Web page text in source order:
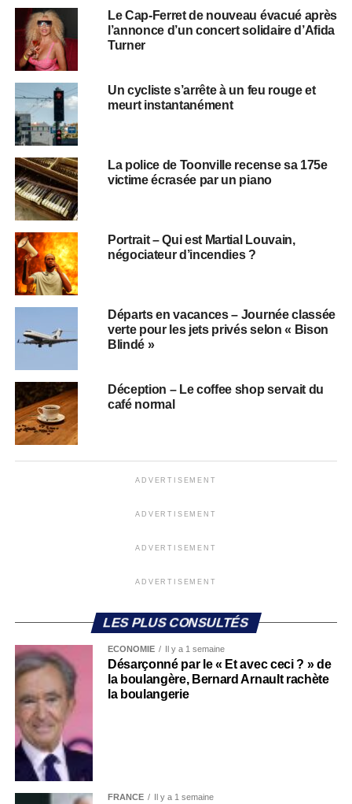
Le Cap-Ferret de nouveau évacué après
l’annonce d’un concert solidaire d’Afida
Turner
Un cycliste s’arrête à un feu rouge et
meurt instantanément
La police de Toonville recense sa 175e
victime écrasée par un piano
Portrait – Qui est Martial Louvain,
négociateur d’incendies ?
Départs en vacances – Journée classée
verte pour les jets privés selon « Bison
Blindé »
Déception – Le coffee shop servait du
café normal
ADVERTISEMENT
ADVERTISEMENT
ADVERTISEMENT
ADVERTISEMENT
LES PLUS CONSULTÉS
ECONOMIE Il y a 1 semaine
Désarçonné par le « Et avec ceci ? » de
la boulangère, Bernard Arnault rachète
la boulangerie
FRANCE Il y a 1 semaine